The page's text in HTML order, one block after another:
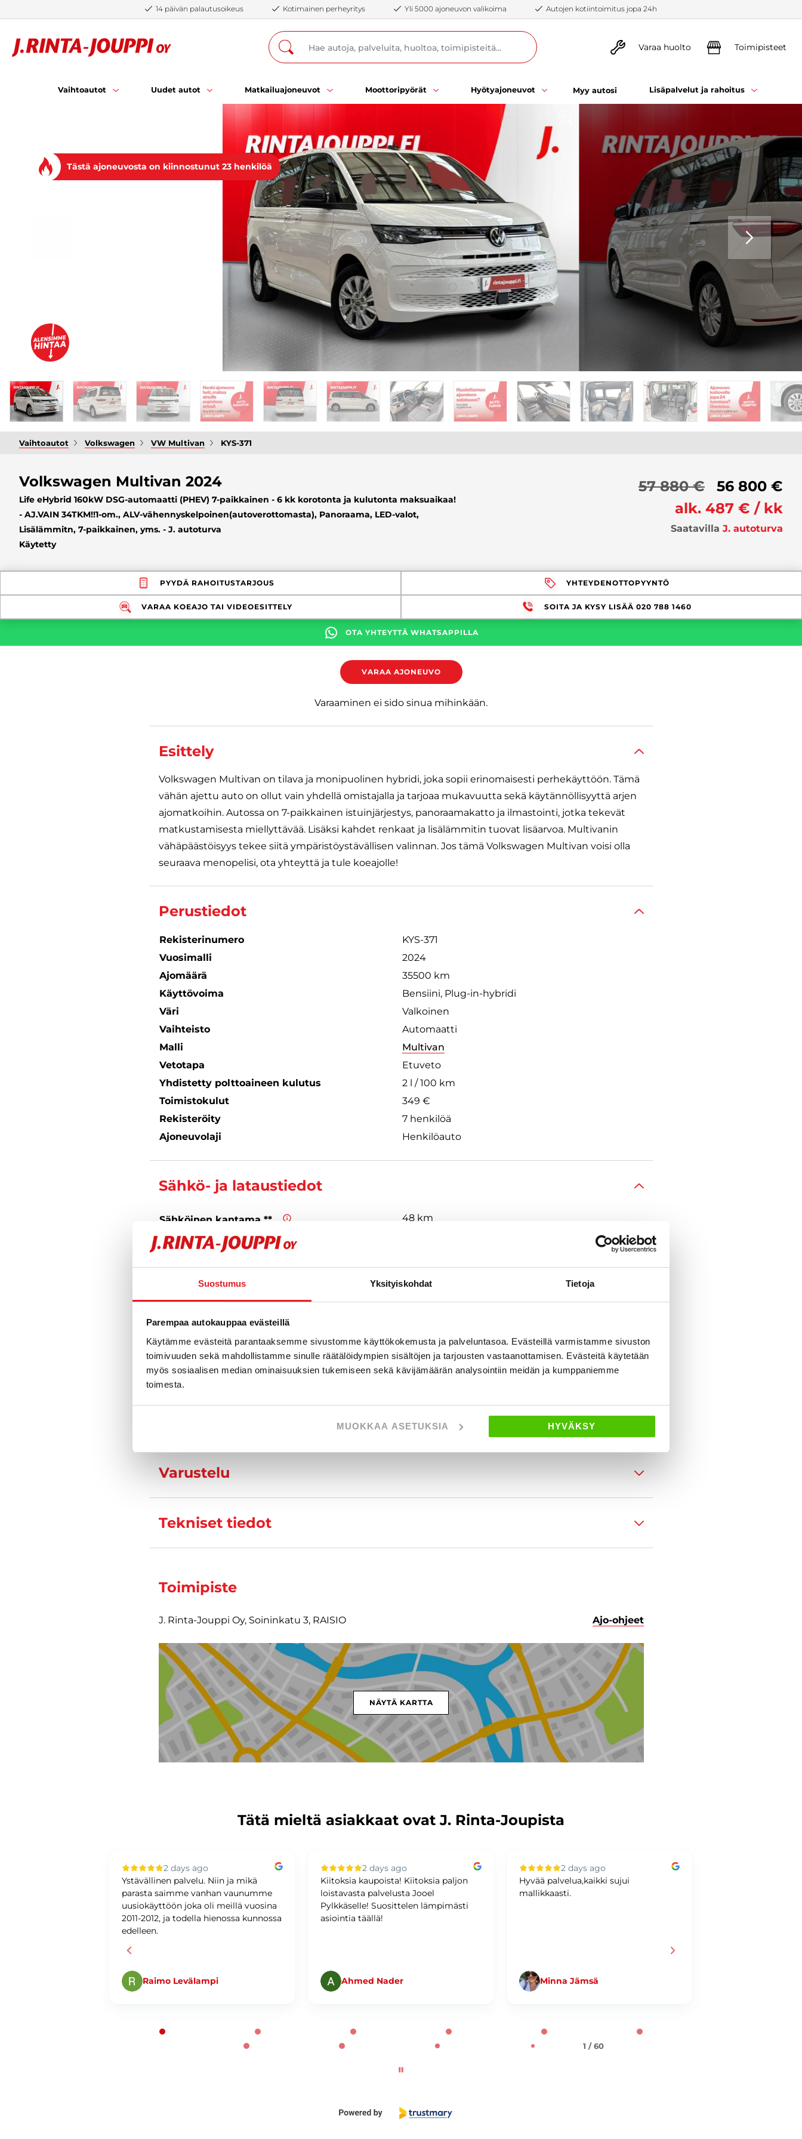
Suostumus Yksityiskohdat Tietoja
Parempaa autokauppaa evästeillä
Käytämme evästeitä parantaaksemme sivustomme käyttökokemusta ja palveluntasoa. Evästeillä varmistamme sivuston
toimivuuden sekä mahdollistamme sinulle räätälöidympien sisältöjen ja tarjousten vastaanottamisen. Evästeitä käytetään
myös sosiaalisen median ominaisuuksien tukemiseen sekä kävijämäärän analysointiin meidän ja kumppaniemme
toimesta.
MUOKKAA ASETUKSIA HYVÄKSY
14 päivän palautusoikeus Kotimainen perheyritys Yli 5000 ajoneuvon valikoima Autojen kotiintoimitus jopa 24h
Varaa huolto Toimipisteet
Vaihtoautot Uudet autot Matkailuajoneuvot Moottoripyörät Hyötyajoneuvot Myy autosi Lisäpalvelut ja rahoitus
SEURAAVA
Tästä ajoneuvosta on kiinnostunut 23 henkilöä
Vaihtoautot Volkswagen VW Multivan KYS-371
Volkswagen Multivan 2024
Life eHybrid 160kW DSG-automaatti (PHEV) 7-paikkainen - 6 kk korotonta ja kulutonta maksuaikaa!
- AJ.VAIN 34TKM!!1-om., ALV-vähennyskelpoinen(autoverottomasta), Panoraama, LED-valot,
Lisälämmitn, 7-paikkainen, yms. - J. autoturva
Käytetty
57 880 €
56 800 €
alk. 487 € / kk
Saatavilla J. autoturva
PYYDÄ RAHOITUSTARJOUS YHTEYDENOTTOPYYNTÖ
VARAA KOEAJO TAI VIDEOESITTELY SOITA JA KYSY LISÄÄ 020 788 1460
OTA YHTEYTTÄ WHATSAPPILLA
VARAA AJONEUVO
Varaaminen ei sido sinua mihinkään.
Esittely
Volkswagen Multivan on tilava ja monipuolinen hybridi, joka sopii erinomaisesti perhekäyttöön. Tämä
vähän ajettu auto on ollut vain yhdellä omistajalla ja tarjoaa mukavuutta sekä käytännöllisyyttä arjen
ajomatkoihin. Autossa on 7-paikkainen istuinjärjestys, panoraamakatto ja ilmastointi, jotka tekevät
matkustamisesta miellyttävää. Lisäksi kahdet renkaat ja lisälämmitin tuovat lisäarvoa. Multivanin
vähäpäästöisyys tekee siitä ympäristöystävällisen valinnan. Jos tämä Volkswagen Multivan voisi olla
seuraava menopelisi, ota yhteyttä ja tule koeajolle!
Perustiedot
Rekisterinumero
KYS-371
Vuosimalli
2024
Ajomäärä
35500 km
Käyttövoima
Bensiini, Plug-in-hybridi
Väri
Valkoinen
Vaihteisto
Automaatti
Malli
Multivan
Vetotapa
Etuveto
Yhdistetty polttoaineen kulutus
2 l / 100 km
Toimistokulut
349 €
Rekisteröity
7 henkilöä
Ajoneuvolaji
Henkilöauto
Sähkö- ja lataustiedot
Sähköinen kantama ** 48 km
Akkukapasiteetti **
Suurin latausteho ** 3,6 kW
toimintamatka-arvot voivat vaihdella ajoneuvon kunnon, ajotavan ja käyttöolosuhteiden mukaan.
Kysy tarkempia tietoja
Varustelu
Tekniset tiedot
Toimipiste
J. Rinta-Jouppi Oy, Soininkatu 3, RAISIO Ajo-ohjeet
NÄYTÄ KARTTA
Tätä mieltä asiakkaat ovat J. Rinta-Joupista
2 days ago
Ystävällinen palvelu. Niin ja mikä
parasta saimme vanhan vaunumme
uusiokäyttöön joka oli meillä vuosina
2011-2012, ja todella hienossa kunnossa
edelleen.
Raimo Levälampi
2 days ago
Kiitoksia kaupoista! Kiitoksia paljon
loistavasta palvelusta Jooel
Pylkkäselle! Suosittelen lämpimästi
asiointia täällä!
Ahmed Nader
2 days ago
Hyvää palvelua,kaikki sujui
mallikkaasti.
Minna Jämsä
1 / 60